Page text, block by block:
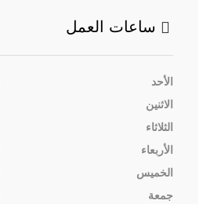
ساعات العمل
الأحد
الاثنين
الثلاثاء
الأربعاء
الخميس
جمعة